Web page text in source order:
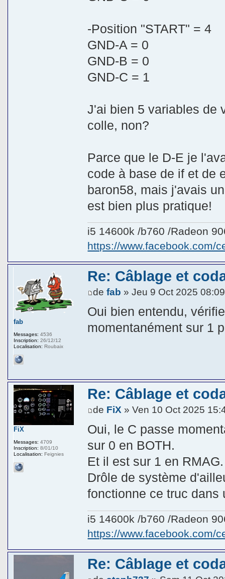
-Position "START" = 4
GND-A = 0
GND-B = 0
GND-C = 1
J'ai bien 5 variables de
colle, non?
Parce que le D-E je
code à base de if et de
baron58, mais j'avais
est bien plus pratique!
i5 14600k /b760 /Radeon
https://www.facebook.com/
Re: Câblage et
defab » Jeu 9 Oct 2025 08:09
Oui bien entendu,
momentanément sur 1
fab
Messages: 4536
Inscription: 26/12/12
Localisation: Roubaix
Re: Câblage et
de FiX » Ven 10 Oct 2025
Oui, le C passe
sur 0 en BOTH.
Et il est sur 1 en RMAG.
Drôle de système
fonctionne ce truc
i5 14600k /b760 /Radeon
https://www.facebook.com/
FiX
Messages: 4709
Inscription: 8/01/10
Localisation: Feignies
Re: Câblage et